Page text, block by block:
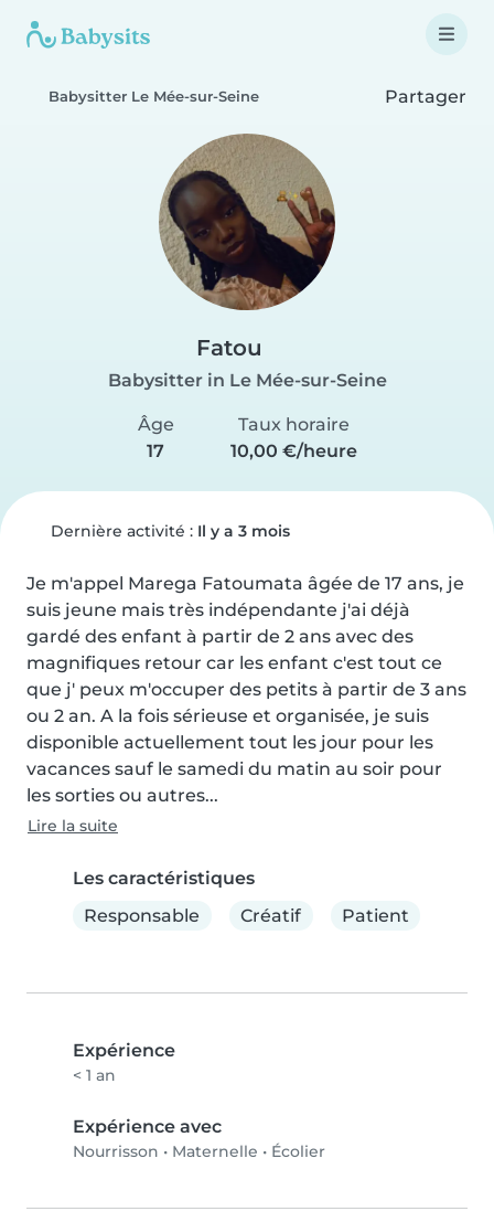
Babysitter Le Mée-sur-Seine Partager
Fatou
Babysitter in Le Mée-sur-Seine
Âge
17
Taux horaire
10,00 €/heure
Dernière activité : Il y a 3 mois
Je m'appel Marega Fatoumata âgée de 17 ans, je
suis jeune mais très indépendante j'ai déjà
gardé des enfant à partir de 2 ans avec des
magnifiques retour car les enfant c'est tout ce
que j' peux m'occuper des petits à partir de 3 ans
ou 2 an. A la fois sérieuse et organisée, je suis
disponible actuellement tout les jour pour les
vacances sauf le samedi du matin au soir pour
les sorties ou autres...
Lire la suite
Les caractéristiques
Responsable
Créatif Patient
Expérience
< 1 an
Expérience avec
Nourrisson • Maternelle • Écolier